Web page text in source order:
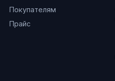
Покупателям
Прайс